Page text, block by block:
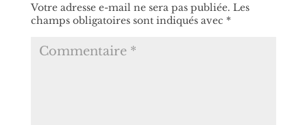
Votre adresse e-mail ne sera pas publiée. Les
champs obligatoires sont indiqués avec *